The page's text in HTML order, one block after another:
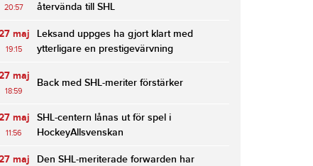
20:57
återvända till SHL
maj
19:15
Leksand uppges ha gjort klart med
ytterligare en prestigevärvning
maj
18:59
Back med SHL-meriter förstärker
maj
11:56
SHL-centern lånas ut för spel i
HockeyAllsvenskan
maj
Den SHL-meriterade forwarden har